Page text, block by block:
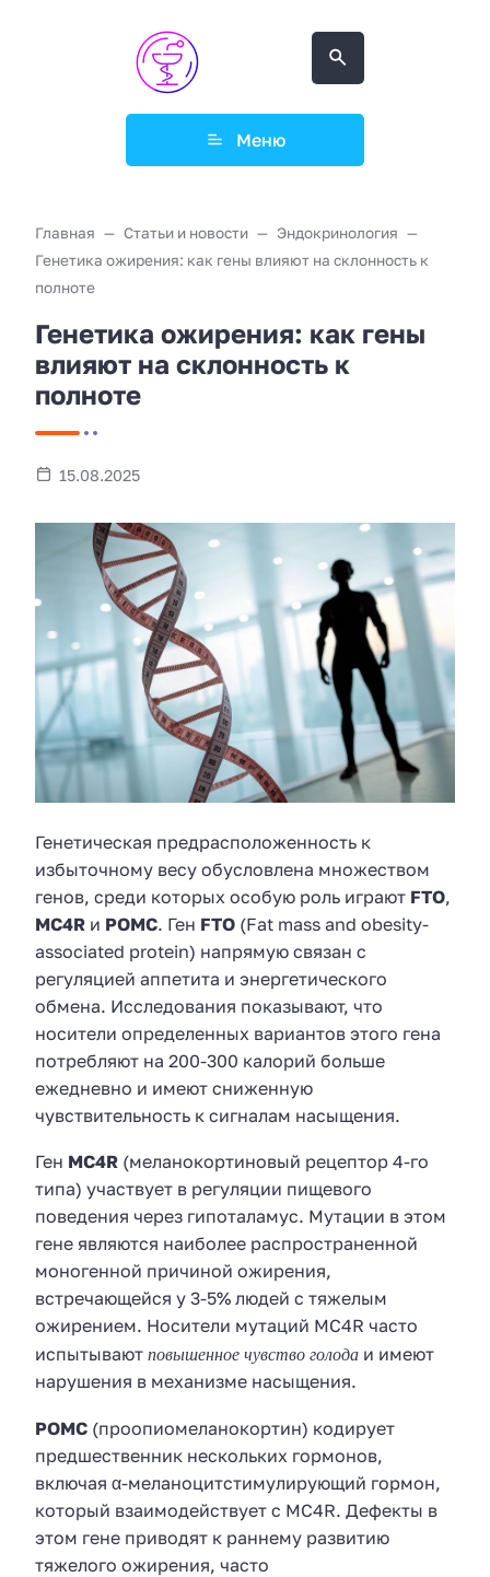
Меню
Главная Статьи и новости
Эндокринология
Генетика ожирения: как гены влияют на склонность к
полноте
Генетика ожирения: как гены
влияют на склонность к
полноте
15.08.2025
Генетическая предрасположенность к
избыточному весу обусловлена множеством
генов, среди которых особую роль играют FTO,
MC4R и POMC. Ген FTO (Fat mass and obesity-
associated protein) напрямую связан с
регуляцией аппетита и энергетического
обмена. Исследования показывают, что
носители определенных вариантов этого гена
потребляют на 200-300 калорий больше
ежедневно и имеют сниженную
чувствительность к сигналам насыщения.
Ген MC4R (меланокортиновый рецептор 4-го
типа) участвует в регуляции пищевого
поведения через гипоталамус. Мутации в этом
гене являются наиболее распространенной
моногенной причиной ожирения,
встречающейся у 3-5% людей с тяжелым
ожирением. Носители мутаций MC4R часто
испытывают повышенное чувство голода и имеют
нарушения в механизме насыщения.
POMC (проопиомеланокортин) кодирует
предшественник нескольких гормонов,
включая α-меланоцитстимулирующий гормон,
который взаимодействует с MC4R. Дефекты в
этом гене приводят к раннему развитию
тяжелого ожирения, часто